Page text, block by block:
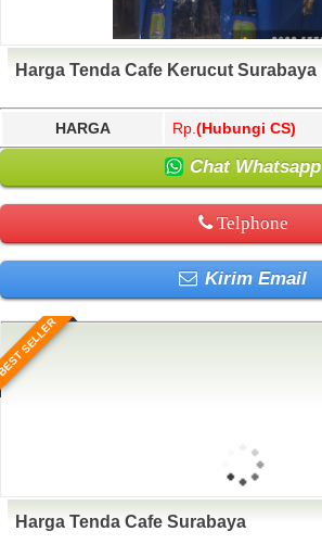
Harga Tenda Cafe Kerucut Surabaya
HARGA Rp. (Hubungi CS)
Chat Whatsapp
Telphone
Kirim Email
SELLER
Harga Tenda Cafe Surabaya